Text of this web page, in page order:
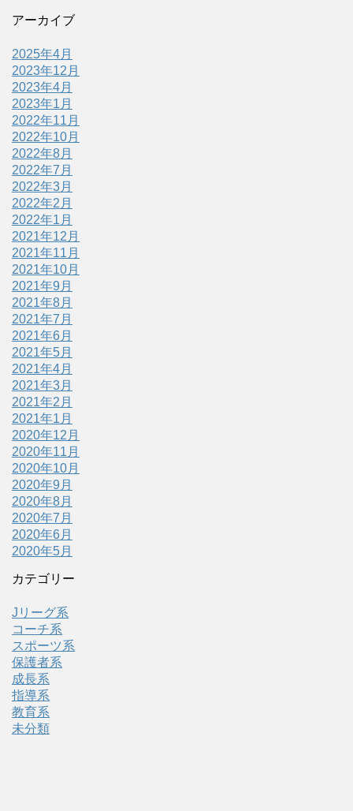
アーカイブ
2025年4月
2023年12月
2023年4月
2023年1月
2022年11月
2022年10月
2022年8月
2022年7月
2022年3月
2022年2月
2022年1月
2021年12月
2021年11月
2021年10月
2021年9月
2021年8月
2021年7月
2021年6月
2021年5月
2021年4月
2021年3月
2021年2月
2021年1月
2020年12月
2020年11月
2020年10月
2020年9月
2020年8月
2020年7月
2020年6月
2020年5月
カテゴリー
Jリーグ系
コーチ系
スポーツ系
保護者系
成長系
指導系
教育系
未分類